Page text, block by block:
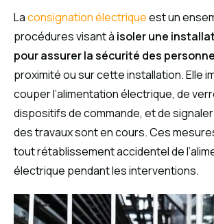
Laconsignation électriqueest un
procédures visant à isoler une
pour assurer la sécurité des
proximité ou sur cette installation. Elle
couper l’alimentation électrique, de
dispositifs de commande, et de
des travaux sont en cours. Ces
tout rétablissement accidentel de
électrique pendant les interventions.